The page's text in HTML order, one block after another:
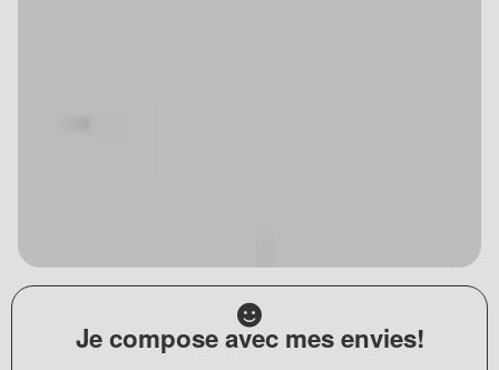
Je compose avec mes envies!